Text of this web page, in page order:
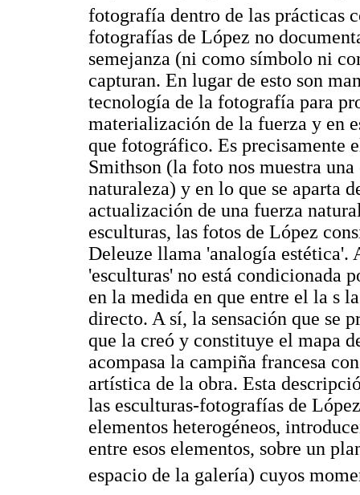
fotografía dentro de las prácticas
fotografías de López no
semejanza (ni como símbolo ni
capturan. En lugar de esto son
tecnología de la fotografía para
materialización de la fuerza y en
que fotográfico. Es precisamente
Smithson (la foto nos muestra
naturaleza) y en lo que se aparta
actualización de una fuerza
esculturas, las fotos de López
Deleuze llama 'analogía estética'.
'esculturas' no está condicionada
en la medida en que entre el la s
directo. A sí, la sensación que se
que la creó y constituye el mapa
acompasa la campiña francesa
artística de la obra. Esta
las esculturas-fotografías de
elementos heterogéneos,
entre esos elementos, sobre un
espacio de la galería) cuyos